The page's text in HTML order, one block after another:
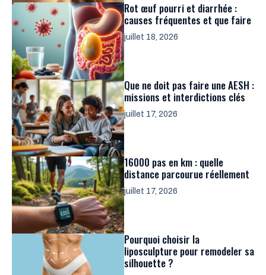
Rot œuf pourri et diarrhée :
causes fréquentes et que faire
juillet 18, 2026
Que ne doit pas faire une AESH :
missions et interdictions clés
juillet 17, 2026
16000 pas en km : quelle
distance parcourue réellement
juillet 17, 2026
Pourquoi choisir la
liposculpture pour remodeler sa
silhouette ?